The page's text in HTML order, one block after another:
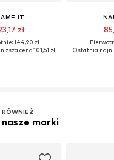
IT
zł
144,90 zł
cena:101,61 zł
Ostatnia
RÓWNIEŻ
marki